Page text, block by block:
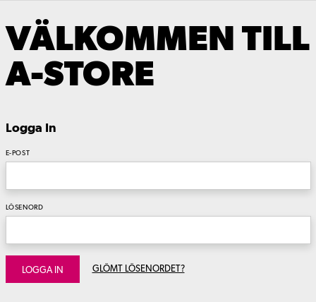
VÄLKOMMEN TILL
A-STORE
Logga In
E-POST
LÖSENORD
LOGGA IN GLÖMT LÖSENORDET?